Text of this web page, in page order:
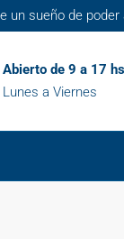
un sueño de poder
Abierto de 9 a 17
Lunes a Viernes